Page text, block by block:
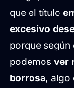
que el título
excesivo
porque según
podemos ver
borrosa, algo